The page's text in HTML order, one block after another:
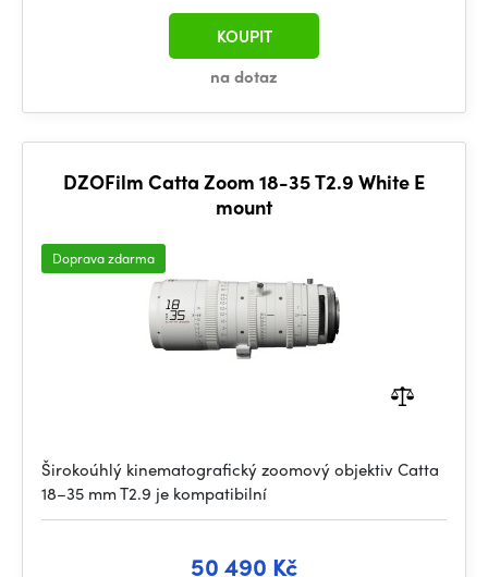
na dotaz
KOUPIT
DZOFilm Catta Zoom 18-35 T2.9 White E
mount
Doprava zdarma
Širokoúhlý kinematografický zoomový objektiv Catta
18–35 mm T2.9 je kompatibilní
50 490 Kč